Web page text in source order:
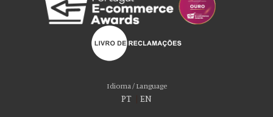
Idioma / Language
PT EN
Por favor aceite as nossas deliciosas
Usamos cookies para personalizar conteúdo e anúncios, fornecer recursos
de mídia social e analisar nosso tráfego. Também compartilhamos